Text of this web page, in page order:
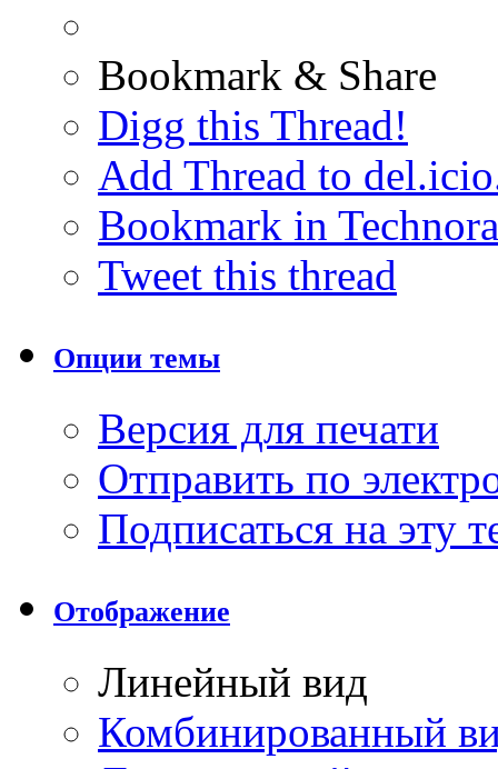
Bookmark & Share
Digg this Thread!
Add Thread to
Bookmark in
Tweet this thread
Опции темы
Версия для печати
Отправить по
Подписаться на эту
Отображение
Линейный вид
Комбинированный